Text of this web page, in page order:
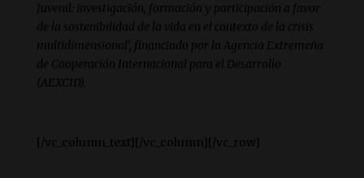
Juvenil: investigación, formación y participación a favor
de la sostenibilidad de la vida en el contexto de la crisis
multidimensional’, financiado por la Agencia Extremeña
de Cooperación Internacional para el Desarrollo
(AEXCID).
[/vc_column_text][/vc_column][/vc_row]